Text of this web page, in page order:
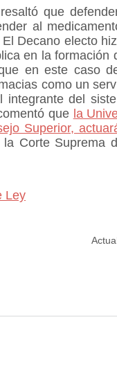
que
al
Decano electo
en la formación
en este caso
como un
integrante del
que la
Superior,
Corte Suprema
Ley